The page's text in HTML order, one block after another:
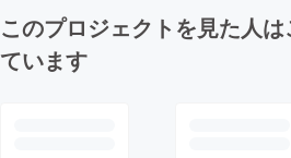
このプロジェクトを見た人
ています